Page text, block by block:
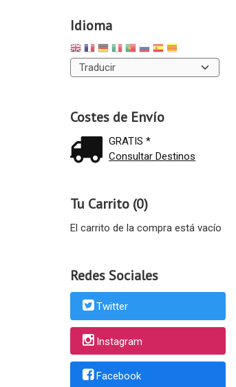
Idioma
Costes de Envío
GRATIS *
Consultar Destinos
Tu Carrito (0)
El carrito de la compra está vacío
Redes Sociales
Twitter
Instagram
Facebook